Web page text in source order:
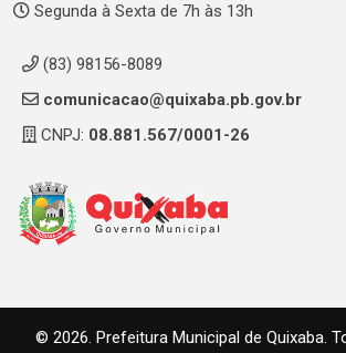
Segunda à Sexta de 7h às 13h
(83) 98156-8089
comunicacao@quixaba.pb.gov.br
CNPJ: 08.881.567/0001-26
© 2026. Prefeitura Municipal de Quixaba.